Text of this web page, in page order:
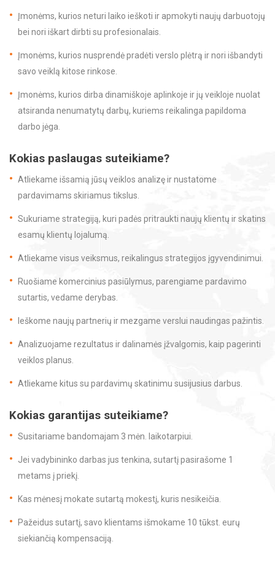
Įmonėms, kurios neturi laiko ieškoti ir apmokyti naujų darbuotojų
bei nori iškart dirbti su profesionalais.
Įmonėms, kurios nusprendė pradėti verslo plėtrą ir nori išbandyti
savo veiklą kitose rinkose.
Įmonėms, kurios dirba dinamiškoje aplinkoje ir jų veikloje nuolat
atsiranda nenumatytų darbų, kuriems reikalinga papildoma
darbo jėga.
Kokias paslaugas suteikiame?
Atliekame išsamią jūsų veiklos analizę ir nustatome
pardavimams skiriamus tikslus.
Sukuriame strategiją, kuri padės pritraukti naujų klientų ir skatins
esamų klientų lojalumą.
Atliekame visus veiksmus, reikalingus strategijos įgyvendinimui.
Ruošiame komercinius pasiūlymus, parengiame pardavimo
sutartis, vedame derybas.
Ieškome naujų partnerių ir mezgame verslui naudingas pažintis.
Analizuojame rezultatus ir dalinamės įžvalgomis, kaip pagerinti
veiklos planus.
Atliekame kitus su pardavimų skatinimu susijusius darbus.
Kokias garantijas suteikiame?
Susitariame bandomajam 3 mėn. laikotarpiui.
Jei vadybininko darbas jus tenkina, sutartį pasirašome 1
metams į priekį.
Kas mėnesį mokate sutartą mokestį, kuris nesikeičia.
Pažeidus sutartį, savo klientams išmokame 10 tūkst. eurų
siekiančią kompensaciją.